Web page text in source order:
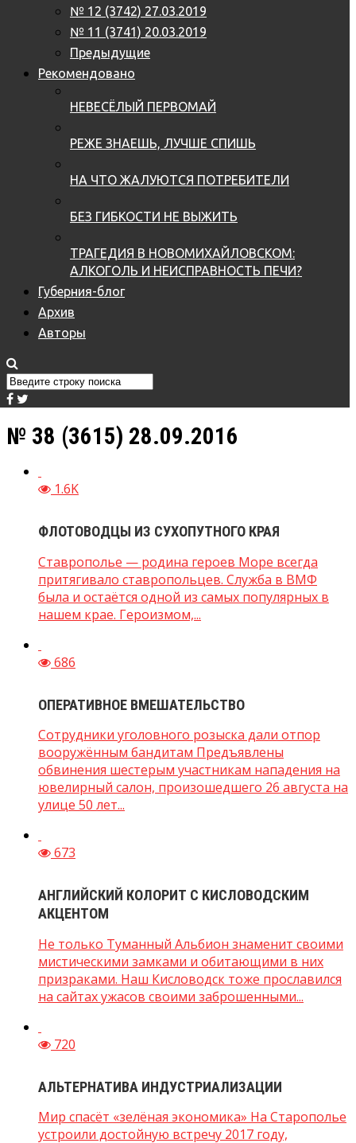
№ 12 (3742) 27.03.2019
№ 11 (3741) 20.03.2019
Предыдущие
Рекомендовано
НЕВЕСЁЛЫЙ ПЕРВОМАЙ
РЕЖЕ ЗНАЕШЬ, ЛУЧШЕ СПИШЬ
НА ЧТО ЖАЛУЮТСЯ ПОТРЕБИТЕЛИ
БЕЗ ГИБКОСТИ НЕ ВЫЖИТЬ
ТРАГЕДИЯ В НОВОМИХАЙЛОВСКОМ:
АЛКОГОЛЬ И НЕИСПРАВНОСТЬ ПЕЧИ?
Губерния-блог
Архив
Авторы
№ 38 (3615) 28.09.2016
1.6K
ФЛОТОВОДЦЫ ИЗ СУХОПУТНОГО КРАЯ
Ставрополье — родина героев Море всегда
притягивало ставропольцев. Служба в ВМФ
была и остаётся одной из самых популярных в
нашем крае. Героизмом,...
686
ОПЕРАТИВНОЕ ВМЕШАТЕЛЬСТВО
Сотрудники уголовного розыска дали отпор
вооружённым бандитам Предъявлены
обвинения шестерым участникам нападения на
ювелирный салон, произошедшего 26 августа на
улице 50 лет...
673
АНГЛИЙСКИЙ КОЛОРИТ С КИСЛОВОДСКИМ
АКЦЕНТОМ
Не только Туманный Альбион знаменит своими
мистическими замками и обитающими в них
призраками. Наш Кисловодск тоже прославился
на сайтах ужасов своими заброшенными...
720
АЛЬТЕРНАТИВА ИНДУСТРИАЛИЗАЦИИ
Мир спасёт «зелёная экономика» На Старополье
устроили достойную встречу 2017 году,